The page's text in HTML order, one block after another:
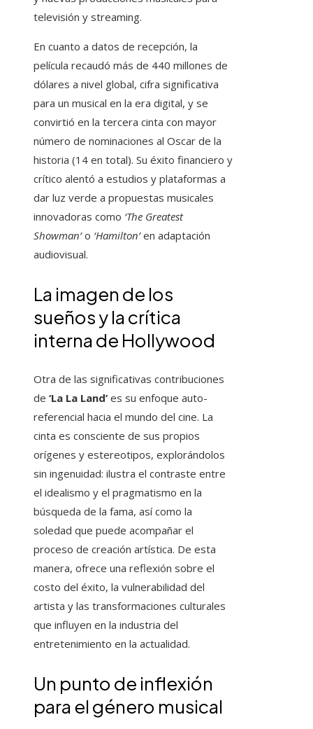
televisión y streaming.
En cuanto a datos de recepción, la
película recaudó más de 440 millones de
dólares a nivel global, cifra significativa
para un musical en la era digital, y se
convirtió en la tercera cinta con mayor
número de nominaciones al Oscar de la
historia (14 en total). Su éxito financiero y
crítico alentó a estudios y plataformas a
dar luz verde a propuestas musicales
innovadoras como ‘The Greatest
Showman’o ‘Hamilton’en adaptación
audiovisual.
La imagen de los
sueños y la crítica
interna de Hollywood
Otra de las significativas contribuciones
de ‘La La Land’ es su enfoque auto-
referencial hacia el mundo del cine. La
cinta es consciente de sus propios
orígenes y estereotipos, explorándolos
sin ingenuidad: ilustra el contraste entre
el idealismo y el pragmatismo en la
búsqueda de la fama, así como la
soledad que puede acompañar el
proceso de creación artística. De esta
manera, ofrece una reflexión sobre el
costo del éxito, la vulnerabilidad del
artista y las transformaciones culturales
que influyen en la industria del
entretenimiento en la actualidad.
Un punto de inflexión
para el género musical